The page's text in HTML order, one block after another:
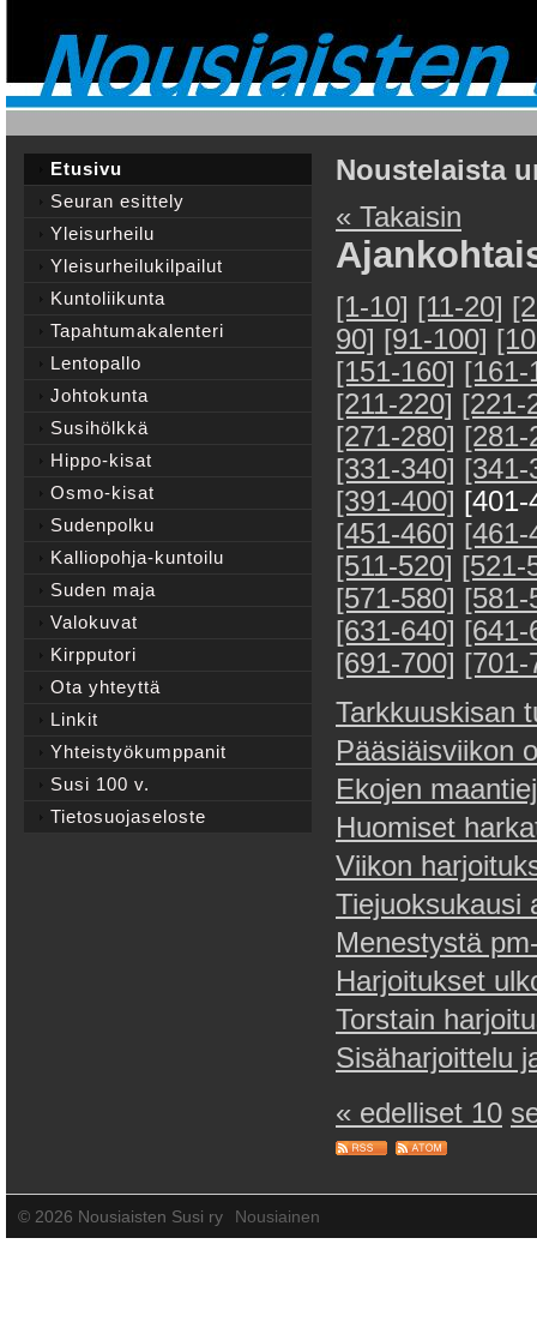
Noustelaista
« Takaisin
[1-10] [11-20]
90] [91-100]
[151-160] [161-
[211-220] [221-
[271-280] [281-
[331-340] [341-
[391-400] [401-
[451-460] [461-
[511-520] [521-
[571-580] [581-
[631-640] [641-
[691-700] [701-
Tarkkuuskisan
Pääsiäisviikon
Ekojen
Huomiset
Viikon
Tiejuoksukausi
Menestystä
Harjoitukset
Torstain
Sisäharjoittelu
« edelliset 10
Etusivu
Seuran esittely
Yleisurheilu
Yleisurheilukilpailut
Kuntoliikunta
Tapahtumakalenteri
Lentopallo
Johtokunta
Susihölkkä
Hippo-kisat
Osmo-kisat
Sudenpolku
Kalliopohja-kuntoilu
Suden maja
Valokuvat
Kirpputori
Ota yhteyttä
Linkit
Yhteistyökumppanit
Susi 100 v.
Tietosuojaseloste
© 2026 Nousiaisten Susi ry Nousiainen